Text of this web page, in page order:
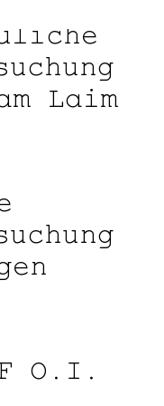
Laim
O.I.